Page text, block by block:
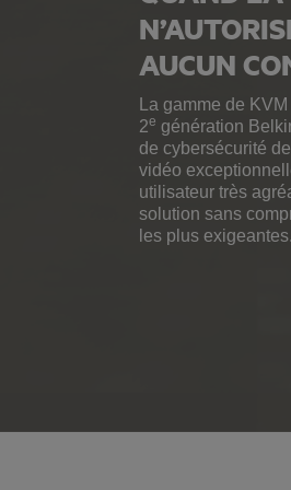
AUCUN
La gamme de
2e génération
de cybersécurité
vidéo
utilisateur très
solution sans
les plus exigeantes.